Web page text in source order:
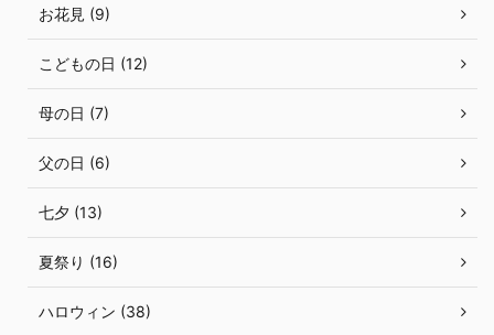
お花見 (9)
こどもの日 (12)
母の日 (7)
父の日 (6)
七夕 (13)
夏祭り (16)
ハロウィン (38)